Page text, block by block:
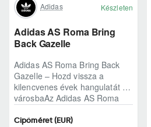
Adidas Készleten
Adidas AS Roma Bring
Back Gazelle
Adidas AS Roma Bring Back
Gazelle – Hozd vissza a
kilencvenes évek hangulatát a
városbaAz Adidas AS Roma
egyszerű sneaker, hane..
Cipőméret (EUR)